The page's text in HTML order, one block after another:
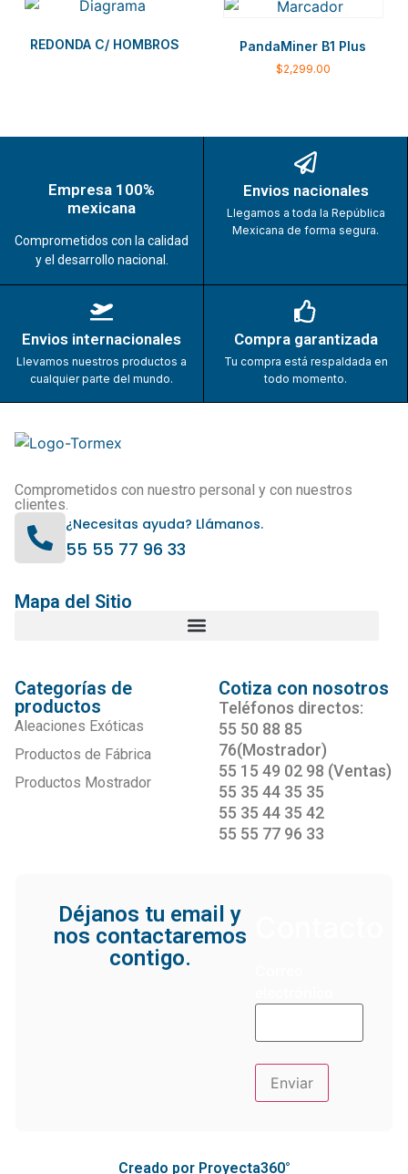
REDONDA C/ HOMBROS PandaMiner B1 Plus
$2,299.00
Empresa 100%
mexicana
Comprometidos con la calidad
y el desarrollo nacional.
Envios nacionales
Llegamos a toda la República
Mexicana de forma segura.
Envios internacionales
Llevamos nuestros productos a
cualquier parte del mundo.
Compra garantizada
Tu compra está respaldada en
todo momento.
Comprometidos con nuestro personal y con nuestros
clientes.
¿Necesitas ayuda? Llámanos.
55 55 77 96 33
Mapa del Sitio
Categorías de
productos
Aleaciones Exóticas
Productos de Fábrica
Productos Mostrador
Cotiza con nosotros
Teléfonos directos:
55 50 88 85
76(Mostrador)
55 15 49 02 98 (Ventas)
55 35 44 35 35
55 35 44 35 42
55 55 77 96 33
Déjanos tu email y
nos contactaremos
contigo.
Creado por Proyecta360°